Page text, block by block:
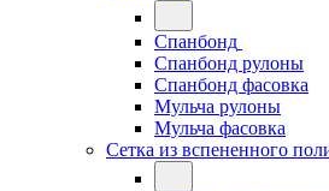
Спанбонд
Спанбонд рулоны
Спанбонд фасовка
Мульча рулоны
Мульча фасовка
Сетка из вспененного